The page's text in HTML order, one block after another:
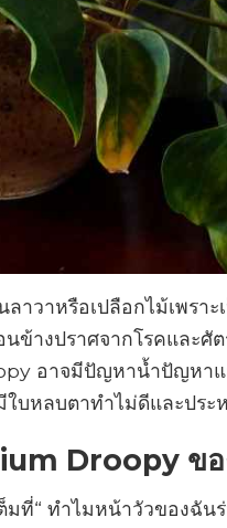
าวาหรือเปลือกไม้เพรา
ข้างปราศจากโรคและศั
อาจมีปัญหาน้ำปัญหา
ใบหลบตาทำไม่ดีและปร
Droopy ข
มที่“ ทำไมหน้าวัวของฉั